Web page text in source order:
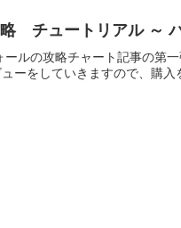
チュートリアル ～
ールの攻略チャート記事の第
ーをしていきますので、購